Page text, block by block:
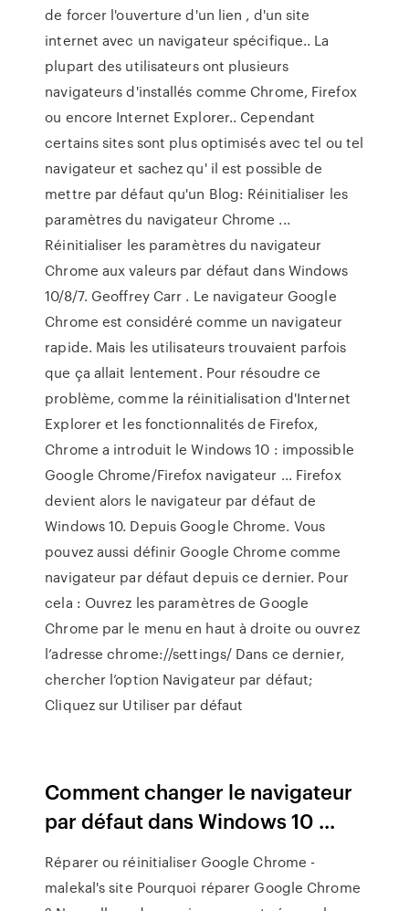
de forcer l'ouverture d'un lien , d'un site
internet avec un navigateur spécifique.. La
plupart des utilisateurs ont plusieurs
navigateurs d'installés comme Chrome, Firefox
ou encore Internet Explorer.. Cependant
certains sites sont plus optimisés avec tel ou tel
navigateur et sachez qu' il est possible de
mettre par défaut qu'un Blog: Réinitialiser les
paramètres du navigateur Chrome ...
Réinitialiser les paramètres du navigateur
Chrome aux valeurs par défaut dans Windows
10/8/7. Geoffrey Carr . Le navigateur Google
Chrome est considéré comme un navigateur
rapide. Mais les utilisateurs trouvaient parfois
que ça allait lentement. Pour résoudre ce
problème, comme la réinitialisation d'Internet
Explorer et les fonctionnalités de Firefox,
Chrome a introduit le Windows 10 : impossible
Google Chrome/Firefox navigateur ... Firefox
devient alors le navigateur par défaut de
Windows 10. Depuis Google Chrome. Vous
pouvez aussi définir Google Chrome comme
navigateur par défaut depuis ce dernier. Pour
cela : Ouvrez les paramètres de Google
Chrome par le menu en haut à droite ou ouvrez
l’adresse chrome://settings/ Dans ce dernier,
chercher l’option Navigateur par défaut;
Cliquez sur Utiliser par défaut
Comment changer le navigateur
par défaut dans Windows 10 ...
Réparer ou réinitialiser Google Chrome -
malekal's site Pourquoi réparer Google Chrome